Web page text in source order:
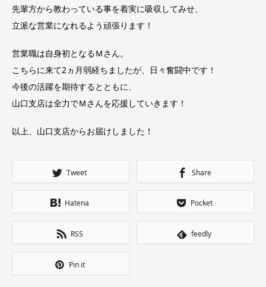
先輩方から教わっている事を着実に吸収してみせ、
立派な営業になれるよう頑張ります！
営業職は自身初となるＭさん。
こちらに来て2ヵ月弱経ちましたが、日々奮闘中です！
今後の活躍を期待するとともに、
山口支店は全力でＭさんを応援していきます！
以上、山口支店からお届けしました！
Tweet Share
Hatena Pocket
RSS feedly
Pin it